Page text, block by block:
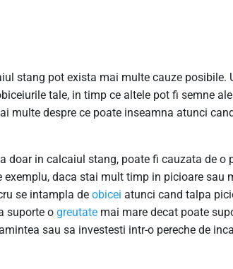
stang pot exista mai multe cauze posibile.
tale, in timp ce altele pot fi semne
multe despre ce poate inseamna atunci
doar in calcaiul stang, poate fi cauzata de o
exemplu, daca stai mult timp in picioare sau
se intampla de obicei atunci cand talpa
suporte o greutate mai mare decat poate
sau sa investesti intr-o pereche de